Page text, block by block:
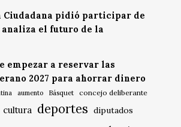
pidió participar de
el futuro de la
empezar a reservar las
2027 para ahorrar dinero
aumento Básquet concejo deliberante
cultura deportes diputados